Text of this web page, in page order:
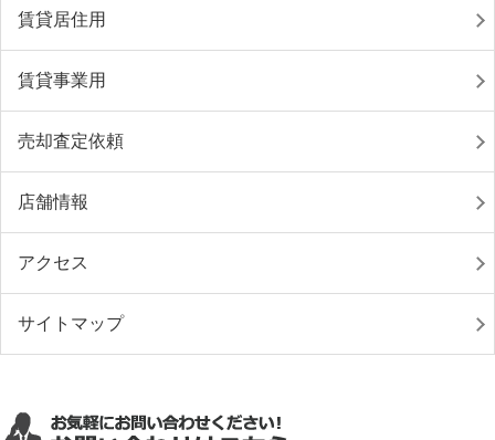
賃貸居住用
賃貸事業用
売却査定依頼
店舗情報
アクセス
サイトマップ